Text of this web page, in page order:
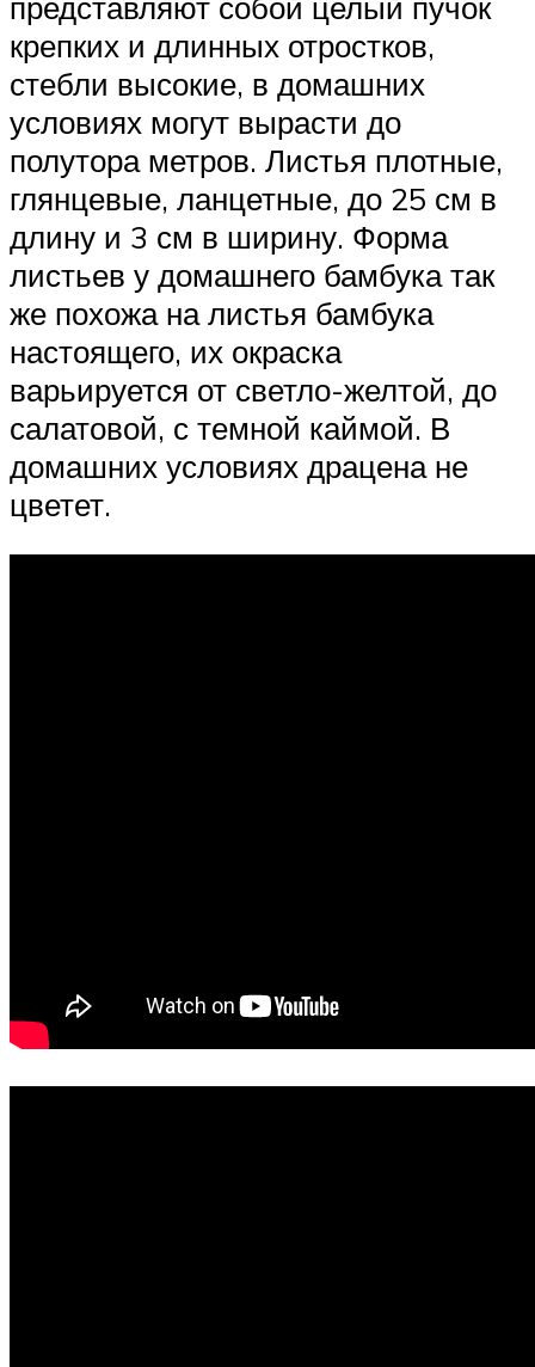
крепких и длинных отростков,
стебли высокие, в домашних
условиях могут вырасти до
полутора метров. Листья плотные,
глянцевые, ланцетные, до 25 см в
длину и 3 см в ширину. Форма
листьев у домашнего бамбука так
же похожа на листья бамбука
настоящего, их окраска
варьируется от светло-желтой, до
салатовой, с темной каймой. В
домашних условиях драцена не
цветет.